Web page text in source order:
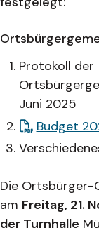
Protokoll der
Juni 2025
Budget
Die Ortsbürger-
am Freitag, 21.
der Turnhalle